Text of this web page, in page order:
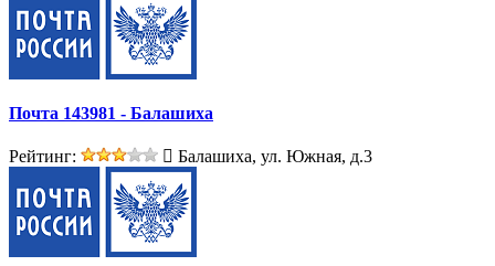
Почта 143981 - Балашиха
Рейтинг: Балашиха, ул. Южная, д.3